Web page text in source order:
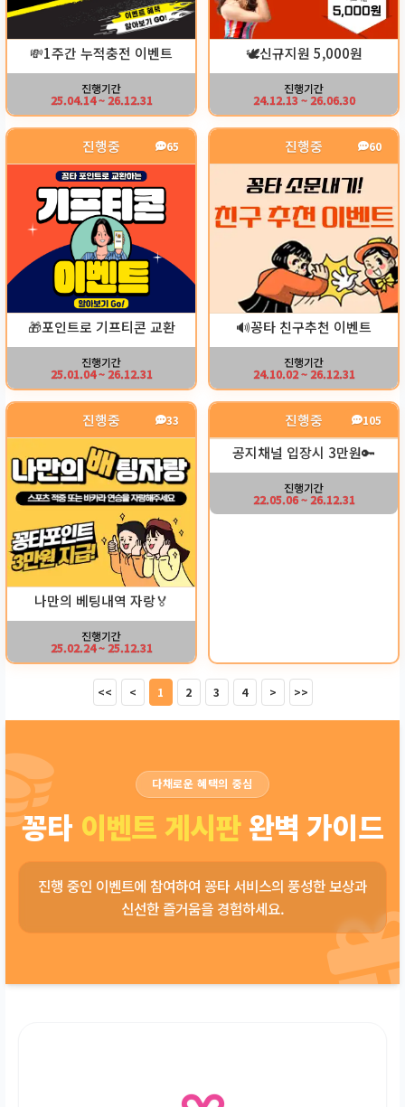
💸1주간 누적충전 이벤트
진행기간
25.04.14 ~ 26.12.31
🕊️신규지원 5,000원
진행기간
24.12.13 ~ 26.06.30
진행중 65
🎁포인트로 기프티콘 교환
진행기간
25.01.04 ~ 26.12.31
진행중 60
🔊꽁타 친구추천 이벤트
진행기간
24.10.02 ~ 26.12.31
진행중 33
나만의 베팅내역 자랑🏅
진행기간
25.02.24 ~ 25.12.31
진행중 105
공지채널 입장시 3만원🔑
진행기간
22.05.06 ~ 26.12.31
<< < 1 2 3 4 > >>
다채로운 혜택의 중심
꽁타 이벤트 게시판완벽 가이드
진행 중인 이벤트에 참여하여 꽁타 서비스의 풍성한 보상과
신선한 즐거움을 경험하세요.